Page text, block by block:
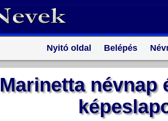
Nyitó oldal Belépés
Marinetta névnap